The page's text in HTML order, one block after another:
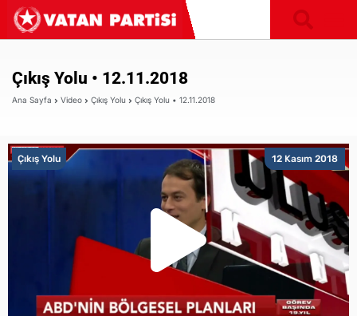
Çıkış Yolu • 12.11.2018
Ana Sayfa Video Çıkış Yolu Çıkış Yolu • 12.11.2018
12 Kasım 2018
Çıkış Yolu